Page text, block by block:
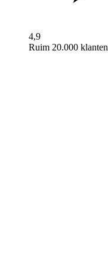
4,9
Ruim 20.000 klanten